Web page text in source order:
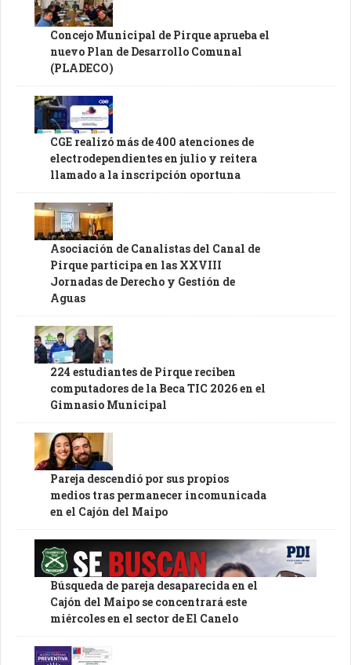
Concejo Municipal de Pirque aprueba el
nuevo Plan de Desarrollo Comunal
(PLADECO)
CGE realizó más de 400 atenciones de
electrodependientes en julio y reitera
llamado a la inscripción oportuna
Asociación de Canalistas del Canal de
Pirque participa en las XXVIII
Jornadas de Derecho y Gestión de
Aguas
224 estudiantes de Pirque reciben
computadores de la Beca TIC 2026 en el
Gimnasio Municipal
Pareja descendió por sus propios
medios tras permanecer incomunicada
en el Cajón del Maipo
Búsqueda de pareja desaparecida en el
Cajón del Maipo se concentrará este
miércoles en el sector de El Canelo